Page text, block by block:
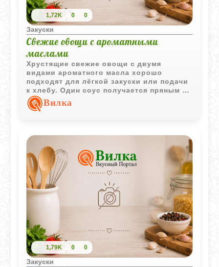
1,72K 0 0
Закуски
Свежие овощи с ароматными
маслами
Хрустящие свежие овощи с двумя
видами ароматного масла хорошо
подходят для лёгкой закуски или подачи
к хлебу. Один соус получается пряным и
травянистым, второй - с насыщенными
азиатскими нотками.
Вилка
1,79K 0 0
Закуски